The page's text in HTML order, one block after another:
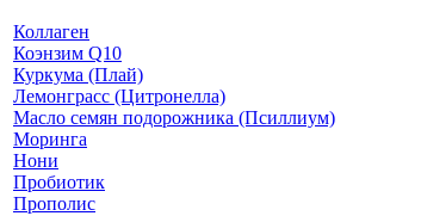
Коллаген
Коэнзим Q10
Куркума (Плай)
Лемонграсс (Цитронелла)
Масло семян подорожника (Псиллиум)
Моринга
Нони
Пробиотик
Прополис